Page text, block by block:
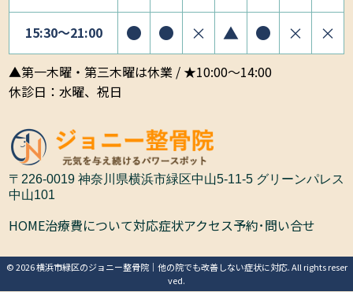
15:30〜21:00 ● ● × ▲ ● × ×
▲第一木曜・第三木曜は休業 / ★10:00～14:00
休診日：水曜、祝日
〒226-0019 神奈川県横浜市緑区中山5-11-5 グリーンパレス
中山101
HOME治療費について対応症状アクセス予約･問い合せ
© 2026 横浜市緑区のジョニー整骨院｜他の院でも改善しない症状に対応. All rights reser
ved.